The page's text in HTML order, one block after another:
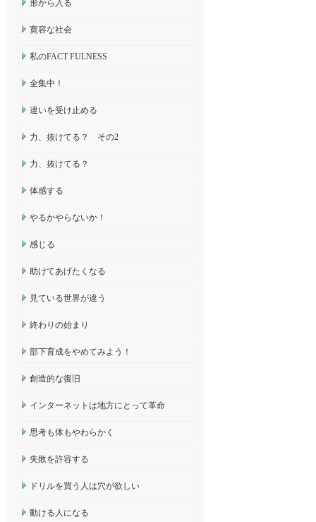
形から入る
寛容な社会
私のFACT FULNESS
全集中！
違いを受け止める
力、抜けてる？ その2
力、抜けてる？
体感する
やるかやらないか！
感じる
助けてあげたくなる
見ている世界が違う
終わりの始まり
部下育成をやめてみよう！
創造的な復旧
インターネットは地方にとって革命
思考も体もやわらかく
失敗を許容する
ドリルを買う人は穴が欲しい
動ける人になる